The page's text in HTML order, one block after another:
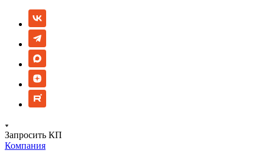
Запросить КП
Компания